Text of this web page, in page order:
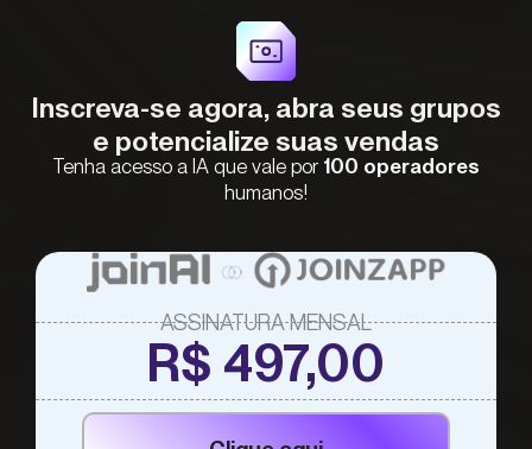
Inscreva-se agora, abra seus grupos
e potencialize suas vendas
Tenha acesso a IA que vale por 100 operadores
humanos!
ASSINATURA MENSAL
R$ 497,00